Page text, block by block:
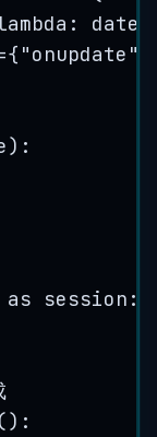
:
{ "onupdate "
):
as session:
() :